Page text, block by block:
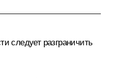
следует разграничить